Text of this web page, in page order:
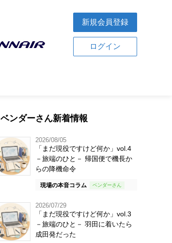
新規会員登録
ログイン
ベンダーさん新着情報
2026/08/05
「まだ現役ですけど何か」vol.4
－旅端のひと－ 帰国便で機長か
らの降機命令
現場の本音コラム
2026/07/29
「まだ現役ですけど何か」vol.3
－旅端のひと－ 羽田に着いたら
成田発だった